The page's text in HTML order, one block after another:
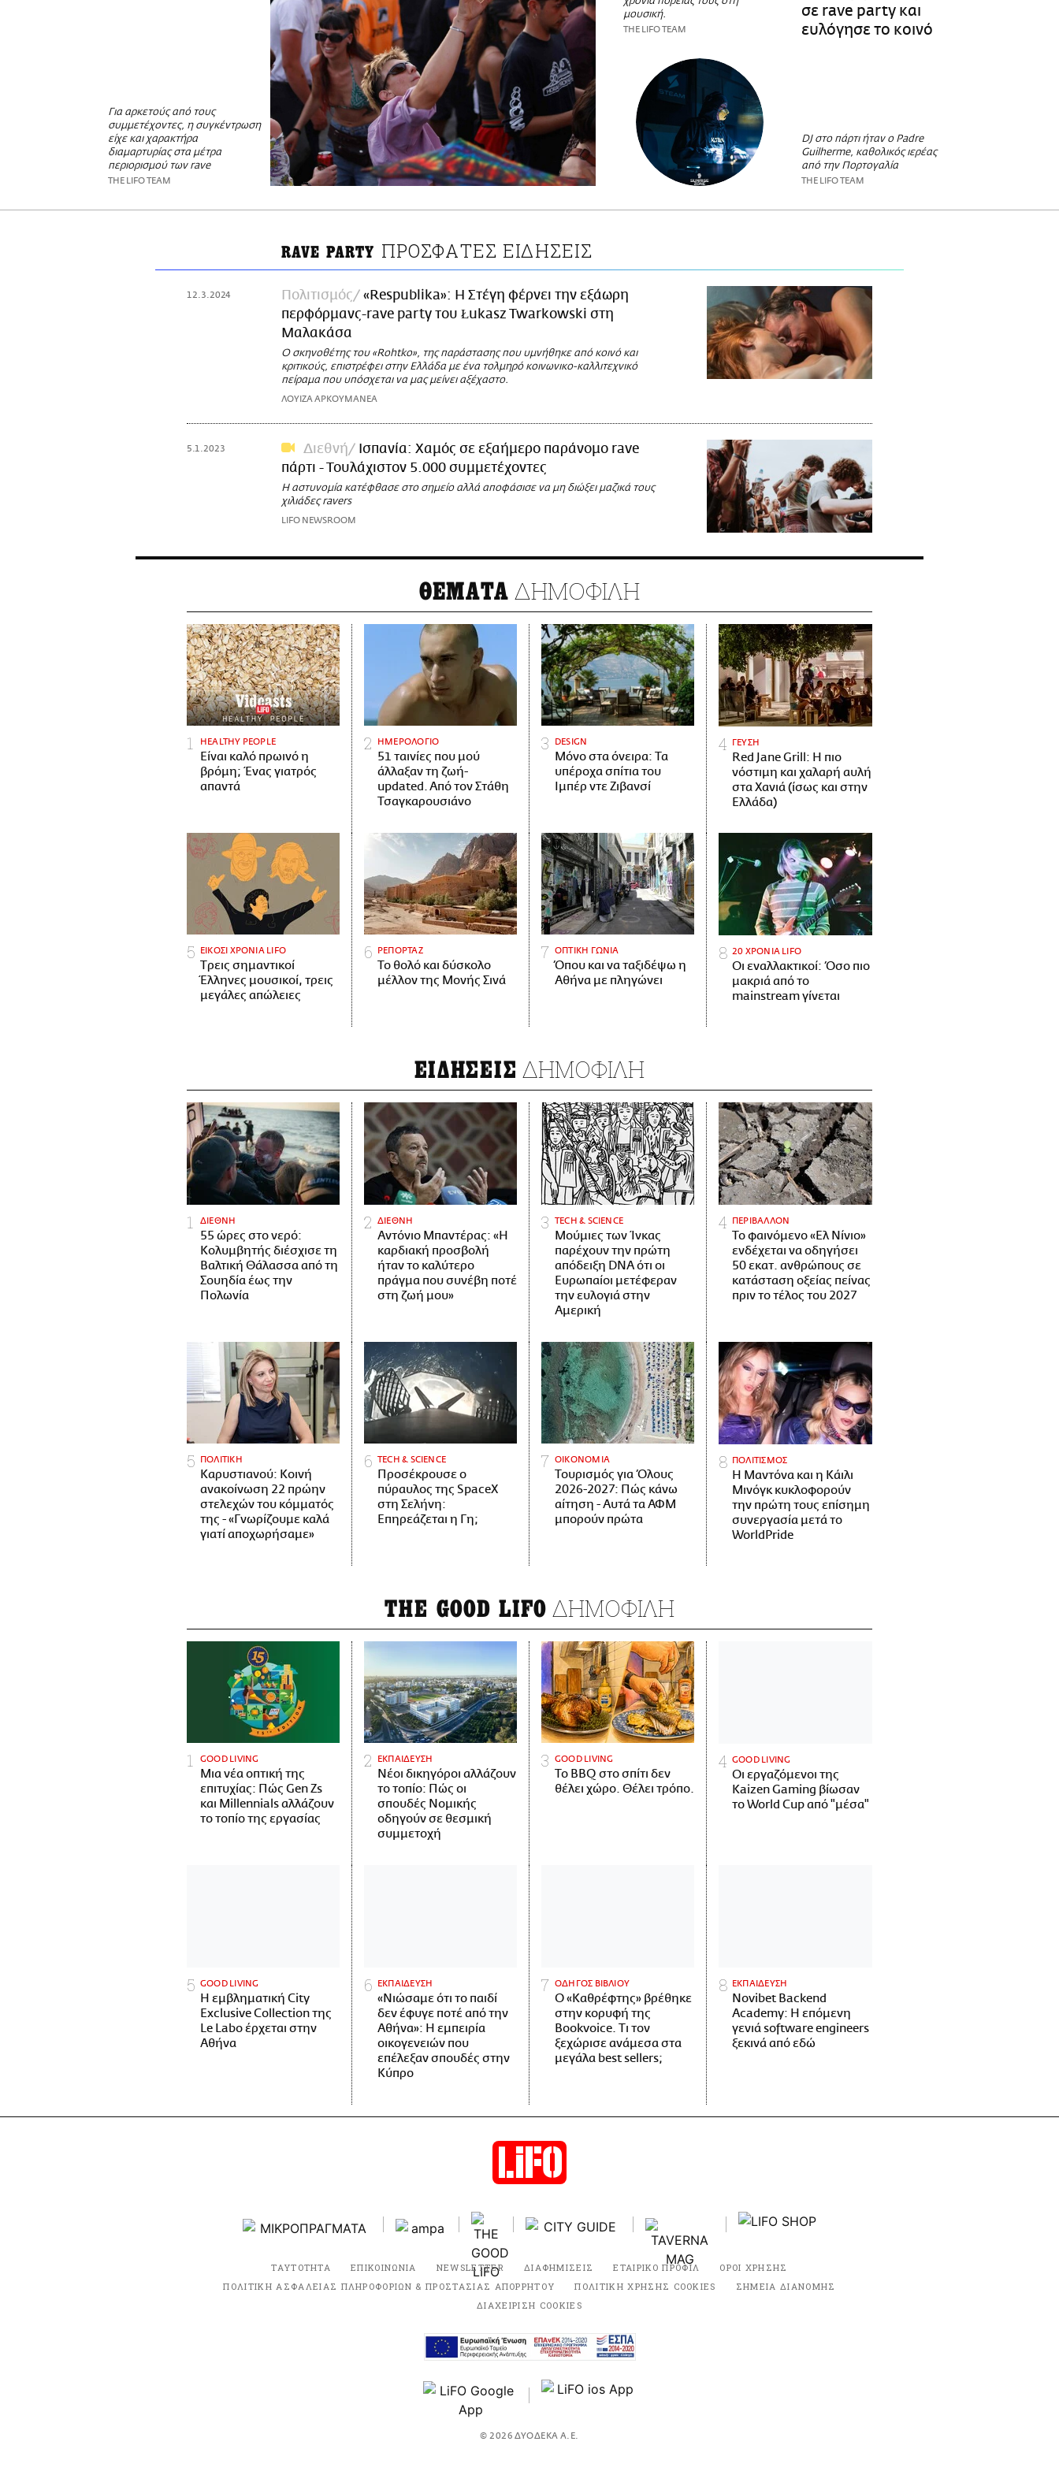
Για αρκετούς από τους
συμμετέχοντες, η συγκέντρωση
είχε και χαρακτήρα
διαμαρτυρίας στα μέτρα
περιορισμού των rave
THE LIFO TEAM
μουσική.
THE LIFO TEAM
σε rave party και
ευλόγησε το κοινό
DJ στο πάρτι ήταν ο Padre
Guilherme, καθολικός ιερέας
από την Πορτογαλία
THE LIFO TEAM
RAVE PARTY ΠΡΟΣΦΑΤΕΣ ΕΙΔΗΣΕΙΣ
12.3.2024 Πολιτισμός
«Respublika»: Η Στέγη φέρνει την εξάωρη
περφόρμανς-rave party του Łukasz Twarkowski στη
Μαλακάσα
Ο σκηνοθέτης του «Rohtko», της παράστασης που υμνήθηκε από κοινό και
κριτικούς, επιστρέφει στην Ελλάδα με ένα τολμηρό κοινωνικο-καλλιτεχνικό
πείραμα που υπόσχεται να μας μείνει αξέχαστο.
ΛΟΥΙΖΑ ΑΡΚΟΥΜΑΝΕΑ
5.1.2023 Διεθνή
Ισπανία: Χαμός σε εξαήμερο παράνομο rave
πάρτι - Τουλάχιστον 5.000 συμμετέχοντες
Η αστυνομία κατέφθασε στο σημείο αλλά αποφάσισε να μη διώξει μαζικά τους
χιλιάδες ravers
LIFO NEWSROOM
ΘΕΜΑΤΑ ΔΗΜΟΦΙΛΗ
HEALTHY PEOPLE
Είναι καλό πρωινό η
βρόμη; Ένας γιατρός
απαντά
ΗΜΕΡΟΛΟΓΙΟ
51 ταινίες που μού
άλλαξαν τη ζωή-
updated. Aπό τον Στάθη
Τσαγκαρουσιάνο
DESIGN
Μόνο στα όνειρα: Τα
υπέροχα σπίτια του
Ιμπέρ ντε Ζιβανσί
ΓΕΥΣΗ
Red Jane Grill: Η πιο
νόστιμη και χαλαρή αυλή
στα Χανιά (ίσως και στην
Ελλάδα)
ΕΙΚΟΣΙ ΧΡΟΝΙΑ LIFO
Tρεις σημαντικοί
Έλληνες μουσικοί, τρεις
μεγάλες απώλειες
ΡΕΠΟΡΤΑΖ
Το θολό και δύσκολο
μέλλον της Μονής Σινά
ΟΠΤΙΚΗ ΓΩΝΙΑ
Όπου και να ταξιδέψω η
Αθήνα με πληγώνει
20 ΧΡΟΝΙΑ LIFO
Οι εναλλακτικοί: Όσο πιο
μακριά από το
mainstream γίνεται
ΕΙΔΗΣΕΙΣ ΔΗΜΟΦΙΛΗ
ΔΙΕΘΝΗ
55 ώρες στο νερό:
Κολυμβητής διέσχισε τη
Βαλτική Θάλασσα από τη
Σουηδία έως την
Πολωνία
ΔΙΕΘΝΗ
Αντόνιο Μπαντέρας: «Η
καρδιακή προσβολή
ήταν το καλύτερο
πράγμα που συνέβη ποτέ
στη ζωή μου»
ΤECH & SCIENCE
Μούμιες των Ίνκας
παρέχουν την πρώτη
απόδειξη DNA ότι οι
Ευρωπαίοι μετέφεραν
την ευλογιά στην
Αμερική
ΠΕΡΙΒΑΛΛΟΝ
Το φαινόμενο «Ελ Νίνιο»
ενδέχεται να οδηγήσει
50 εκατ. ανθρώπους σε
κατάσταση οξείας πείνας
πριν το τέλος του 2027
ΠΟΛΙΤΙΚΗ
Καρυστιανού: Κοινή
ανακοίνωση 22 πρώην
στελεχών του κόμματός
της - «Γνωρίζουμε καλά
γιατί αποχωρήσαμε»
ΤECH & SCIENCE
Προσέκρουσε ο
πύραυλος της SpaceX
στη Σελήνη:
Επηρεάζεται η Γη;
ΟΙΚΟΝΟΜΙΑ
Τουρισμός για Όλους
2026-2027: Πώς κάνω
αίτηση - Αυτά τα ΑΦΜ
μπορούν πρώτα
ΠΟΛΙΤΙΣΜΟΣ
Η Μαντόνα και η Κάιλι
Μινόγκ κυκλοφορούν
την πρώτη τους επίσημη
συνεργασία μετά το
WorldPride
THE GOOD LIFO ΔΗΜΟΦΙΛΗ
GOOD LIVING
Μια νέα οπτική της
επιτυχίας: Πώς Gen Zs
και Millennials αλλάζουν
το τοπίο της εργασίας
ΕΚΠΑΙΔΕΥΣΗ
Νέοι δικηγόροι αλλάζουν
το τοπίο: Πώς οι
σπουδές Νομικής
οδηγούν σε θεσμική
συμμετοχή
GOOD LIVING
Το BBQ στο σπίτι δεν
θέλει χώρο. Θέλει τρόπο.
GOOD LIVING
Οι εργαζόμενοι της
Kaizen Gaming βίωσαν
το World Cup από "μέσα"
GOOD LIVING
Η εμβληματική City
Exclusive Collection της
Le Labo έρχεται στην
Αθήνα
ΕΚΠΑΙΔΕΥΣΗ
«Νιώσαμε ότι το παιδί
δεν έφυγε ποτέ από την
Αθήνα»: Η εμπειρία
οικογενειών που
επέλεξαν σπουδές στην
Κύπρο
ΟΔΗΓΟΣ ΒΙΒΛΙΟΥ
Ο «Καθρέφτης» βρέθηκε
στην κορυφή της
Bookvoice. Τι τον
ξεχώρισε ανάμεσα στα
μεγάλα best sellers;
ΕΚΠΑΙΔΕΥΣΗ
Novibet Backend
Academy: Η επόμενη
γενιά software engineers
ξεκινά από εδώ
ΤΑΥΤΟΤΗΤΑ ΕΠΙΚΟΙΝΩΝΙΑ NEWSLETTER ΔΙΑΦΗΜΙΣΕΙΣ ΕΤΑΙΡΙΚΟ ΠΡΟΦΙΛ
ΟΡΟΙ ΧΡΗΣΗΣ
ΠΟΛΙΤΙΚΗ ΑΣΦΑΛΕΙΑΣ ΠΛΗΡΟΦΟΡΙΩΝ & ΠΡΟΣΤΑΣΙΑΣ ΑΠΟΡΡΗΤΟΥ
ΠΟΛΙΤΙΚΗ ΧΡΗΣΗΣ COOKIES
ΣΗΜΕΙΑ ΔΙΑΝΟΜΗΣ
ΔΙΑΧΕΙΡΙΣΗ COOKIES
© 2026 ΔΥΟΔΕΚΑ Α.Ε.